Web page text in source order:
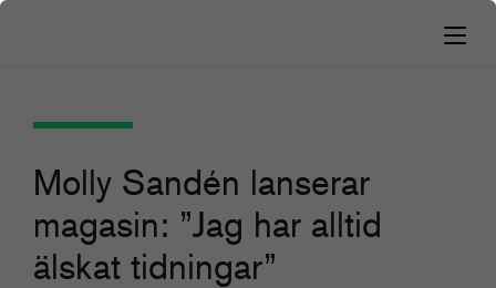
Molly Sandén lanserar
magasin: ”Jag har alltid
älskat tidningar”